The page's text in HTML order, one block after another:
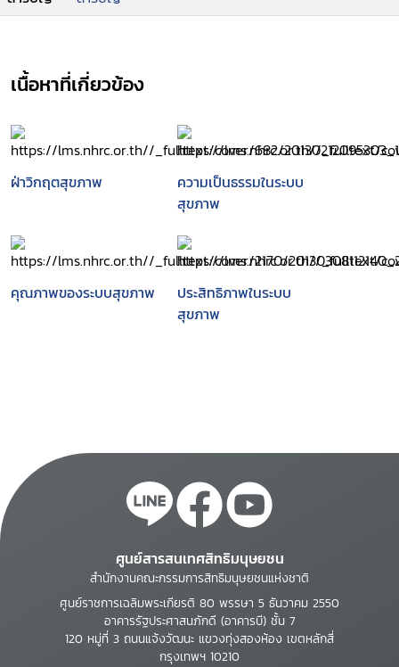
เนื้อหาที่เกี่ยวข้อง
ฝ่าวิกฤตสุขภาพ
ความเป็นธรรมในระบบ
สุขภาพ
คุณภาพของระบบสุขภาพ
ประสิทธิภาพในระบบ
สุขภาพ
ศูนย์สารสนเทศสิทธิมนุษยชน
สำนักงานคณะกรรมการสิทธิมนุษยชนแห่งชาติ
ศูนย์ราชการเฉลิมพระเกียรติ 80 พรรษา 5 ธันวาคม 2550
อาคารรัฐประศาสนภักดี (อาคารบี) ชั้น 7
120 หมู่ที่ 3 ถนนแจ้งวัฒนะ แขวงทุ่งสองห้อง เขตหลักสี่
กรุงเทพฯ 10210